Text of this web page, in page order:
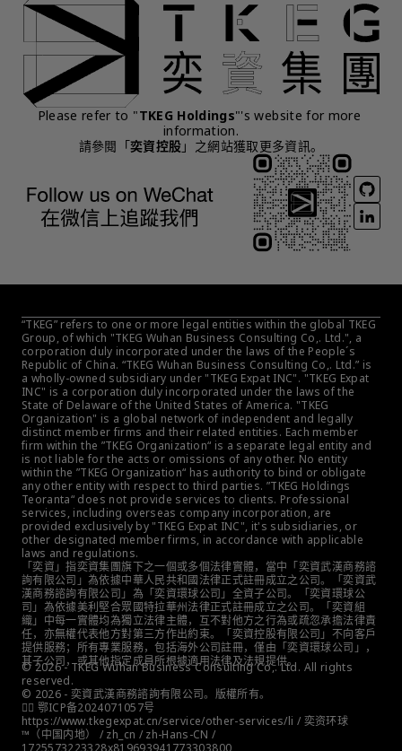
Please refer to "TKEG Holdings"'s website for more
information.
請參閱「奕資控股 」之網站獲取更多資訊。
“TKEG” refers to one or more legal entities within the global TKEG
Group, of which "TKEG Wuhan Business Consulting Co,. Ltd.", a
corporation duly incorporated under the laws of the People´s
Republic of China. “TKEG Wuhan Business Consulting Co,. Ltd.” is
a wholly-owned subsidiary under "TKEG Expat INC". "TKEG Expat
INC" is a corporation duly incorporated under the laws of the
State of Delaware of the United States of America. "TKEG
Organization" is a global network of independent and legally
distinct member firms and their related entities. Each member
firm within the ”TKEG Organization“ is a separate legal entity and
is not liable for the acts or omissions of any other. No entity
within the ”TKEG Organization“ has authority to bind or obligate
any other entity with respect to third parties. ”TKEG Holdings
Teoranta“ does not provide services to clients. Professional
services, including overseas company incorporation, are
provided exclusively by "TKEG Expat INC", it's subsidiaries, or
other designated member firms, in accordance with applicable
laws and regulations.
「奕資」指奕資集團旗下之一個或多個法律實體，當中「奕資武漢商務諮
詢有限公司」為依據中華人民共和國法律正式註冊成立之公司。「奕資武
漢商務諮詢有限公司」為「奕資環球公司」全資子公司。「奕資環球公
司」為依據美利堅合眾國特拉華州法律正式註冊成立之公司。「奕資組
織」中每一實體均為獨立法律主體，互不對他方之行為或疏忽承擔法律責
任，亦無權代表他方對第三方作出約束。「奕資控股有限公司」不向客戶
提供服務；所有專業服務，包括海外公司註冊，僅由「奕資環球公司」，
其子公司，或其他指定成員所根據適用法律及法規提供。
© 2026 - TKEG Wuhan Business Consulting Co,. Ltd. All rights
reserved.
© 2026 - 奕資武漢商務諮詢有限公司。版權所有。
👮‍♀️ 鄂ICP备2024071057号
https://www.tkegexpat.cn/service/other-services/li / 奕资环球
™（中国内地） / zh_cn / zh-Hans-CN /